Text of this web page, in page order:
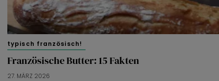
typisch französisch!
Französische Butter: 15 Fakten
27. MÄRZ 2026